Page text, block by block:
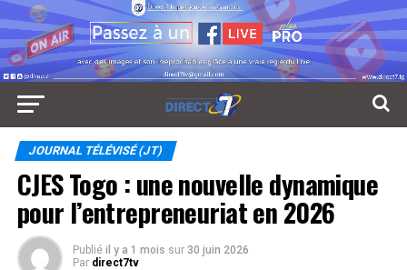
JOURNAL TÉLÉVISÉ (JT)
CJES Togo : une nouvelle dynamique
pour l’entrepreneuriat en 2026
Publié il y a 1 mois sur 30 juin 2026
Par direct7tv